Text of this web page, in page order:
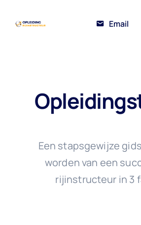
naar
Email
Opleiding
Over ons
Kennisbank
Een stapsgewijze
worden van een
rijinstructeur in 3